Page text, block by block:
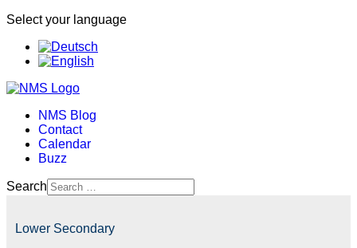
Select your language
NMS Blog
Contact
Calendar
Buzz
Search
Lower Secondary